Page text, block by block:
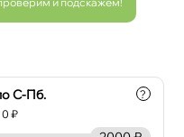
С-Пб.
0 ₽
?